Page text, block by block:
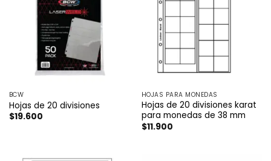
BCW
Hojas de 20 divisiones
$19.600
HOJAS PARA MONEDAS
Hojas de 20 divisiones karat
para monedas de 38 mm
$11.900